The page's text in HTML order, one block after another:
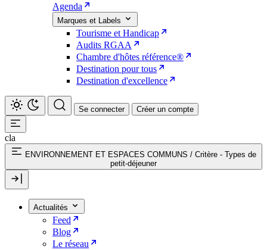
Agenda
Marques et Labels
Tourisme et Handicap
Audits RGAA
Chambre d'hôtes référence®
Destination pour tous
Destination d'excellence
Se connecter Créer un compte
cla
ENVIRONNEMENT ET ESPACES COMMUNS / Critère - Types de
petit-déjeuner
Actualités
Feed
Blog
Le réseau